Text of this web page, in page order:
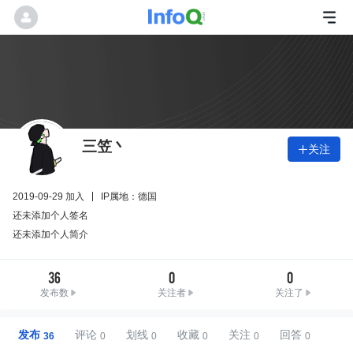
三笠丶 关注
2019-09-29 加入
IP属地：德国
还未添加个人签名
还未添加个人简介
36
发布数
0
关注者
0
关注了
发布 评论 划线 收藏 关注 回答